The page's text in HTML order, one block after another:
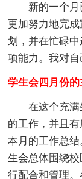
新的一个月已
更加努力地完
划，并在忙碌
项能力。我对自
学生会四月份
在这个充满生
的工作，并且
本月的工作总
生会总体围绕
行配合和管理